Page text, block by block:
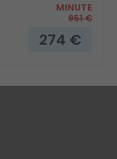
MINUTE
951€
274 €